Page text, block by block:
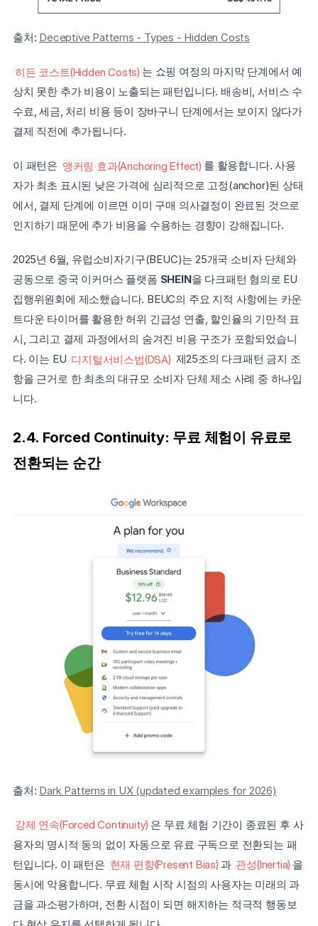
출처: Deceptive Patterns - Types - Hidden Costs
히든 코스트(Hidden Costs) 는 쇼핑 여정의 마지막 단계에서 예
상치 못한 추가 비용이 노출되는 패턴입니다. 배송비, 서비스 수
수료, 세금, 처리 비용 등이 장바구니 단계에서는 보이지 않다가
결제 직전에 추가됩니다.
이 패턴은 앵커링 효과(Anchoring Effect) 를 활용합니다. 사용
자가 최초 표시된 낮은 가격에 심리적으로 고정(anchor)된 상태
에서, 결제 단계에 이르면 이미 구매 의사결정이 완료된 것으로
인지하기 때문에 추가 비용을 수용하는 경향이 강해집니다.
2025년 6월, 유럽소비자기구(BEUC)는 25개국 소비자 단체와
공동으로 중국 이커머스 플랫폼 SHEIN을 다크패턴 혐의로 EU
집행위원회에 제소했습니다. BEUC의 주요 지적 사항에는 카운
트다운 타이머를 활용한 허위 긴급성 연출, 할인율의 기만적 표
시, 그리고 결제 과정에서의 숨겨진 비용 구조가 포함되었습니
다. 이는 EU 디지털서비스법(DSA) 제25조의 다크패턴 금지 조
항을 근거로 한 최초의 대규모 소비자 단체 제소 사례 중 하나입
니다.
2.4. Forced Continuity: 무료 체험이 유료로
전환되는 순간
출처: Dark Patterns in UX (updated examples for 2026)
강제 연속(Forced Continuity) 은 무료 체험 기간이 종료된 후 사
용자의 명시적 동의 없이 자동으로 유료 구독으로 전환되는 패
턴입니다. 이 패턴은 현재 편향(Present Bias) 과 관성(Inertia) 을
동시에 악용합니다. 무료 체험 시작 시점의 사용자는 미래의 과
금을 과소평가하며, 전환 시점이 되면 해지하는 적극적 행동보